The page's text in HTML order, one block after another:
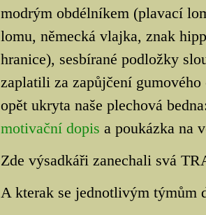
modrým obdélníkem (plavací
lomu, německá vlajka, znak
hranice), sesbírané podložky
zaplatili za zapůjčení
opět ukryta naše plechová
motivační dopis a poukázka na
Zde výsadkáři zanechali svá
A kterak se jednotlivým týmům